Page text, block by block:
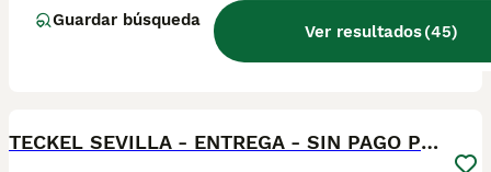
Guardar búsqueda
Ver resultados(45)
TECKEL SEVILLA - ENTREGA - SIN PAGO POR ADELANTADO